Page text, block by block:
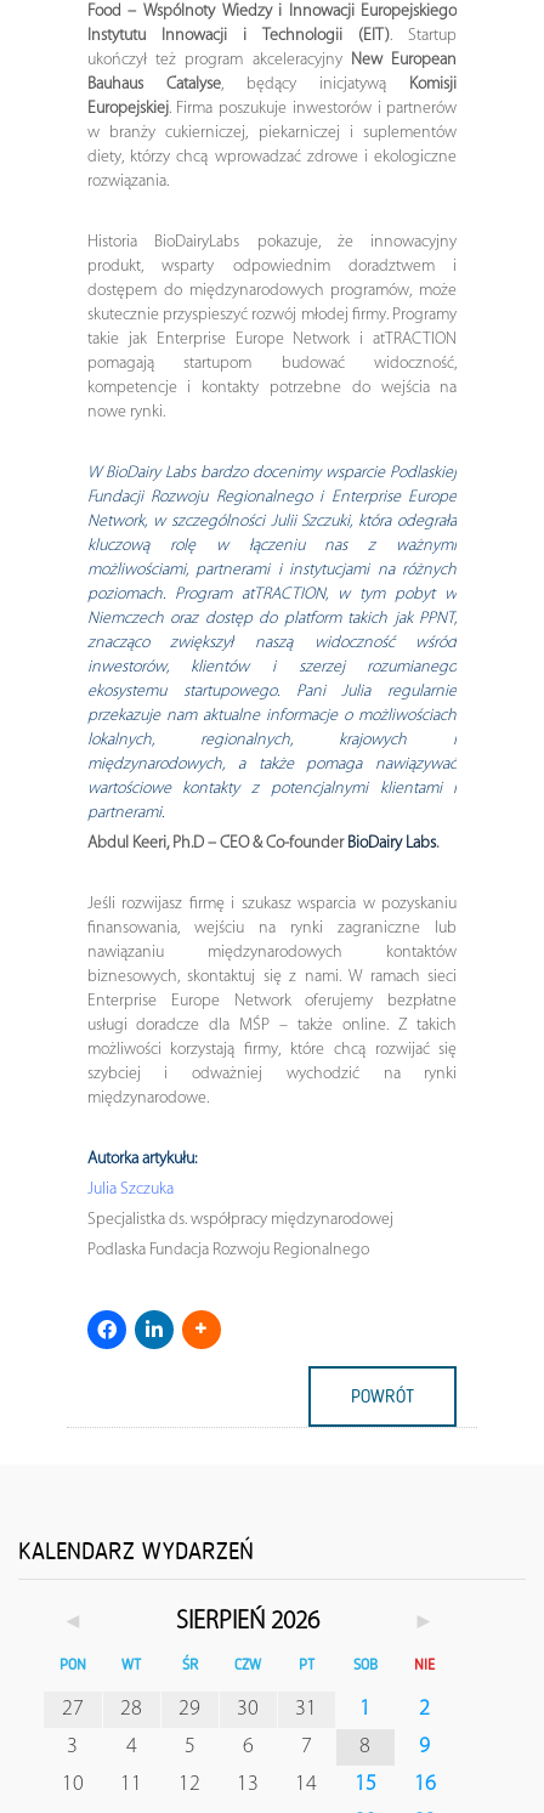
Food – Wspólnoty Wiedzy i Innowacji Europejskiego
Instytutu Innowacji i Technologii (EIT). Startup
ukończył też program akceleracyjny New European
Bauhaus Catalyse, będący inicjatywą
Komisji
Europejskiej. Firma poszukuje inwestorów i partnerów
w branży cukierniczej, piekarniczej i suplementów
diety, którzy chcą wprowadzać zdrowe i ekologiczne
rozwiązania.
Historia BioDairyLabs pokazuje, że innowacyjny
produkt, wsparty odpowiednim doradztwem i
dostępem do międzynarodowych programów, może
skutecznie przyspieszyć rozwój młodej firmy. Programy
takie jak Enterprise Europe Network i atTRACTION
pomagają startupom budować widoczność,
kompetencje i kontakty potrzebne do wejścia na
nowe rynki.
W BioDairy Labs bardzo docenimy wsparcie Podlaskiej
Fundacji Rozwoju Regionalnego i Enterprise Europe
Network, w szczególności Julii Szczuki, która odegrała
kluczową rolę w łączeniu nas z ważnymi
możliwościami, partnerami i instytucjami na różnych
poziomach. Program atTRACTION, w tym pobyt w
Niemczech oraz dostęp do platform takich jak PPNT,
znacząco zwiększył naszą widoczność wśród
inwestorów, klientów i szerzej rozumianego
ekosystemu startupowego. Pani Julia regularnie
przekazuje nam aktualne informacje o możliwościach
lokalnych, regionalnych, krajowych i
międzynarodowych, a także pomaga nawiązywać
wartościowe kontakty z potencjalnymi klientami i
partnerami.
Abdul Keeri, Ph.D – CEO & Co-founder BioDairy Labs.
Jeśli rozwijasz firmę i szukasz wsparcia w pozyskaniu
finansowania, wejściu na rynki zagraniczne lub
nawiązaniu międzynarodowych kontaktów
biznesowych, skontaktuj się z nami. W ramach sieci
Enterprise Europe Network oferujemy bezpłatne
usługi doradcze dla MŚP – także online. Z takich
możliwości korzystają firmy, które chcą rozwijać się
szybciej i odważniej wychodzić na rynki
międzynarodowe.
Autorka artykułu:
Julia Szczuka
Specjalistka ds. współpracy międzynarodowej
Podlaska Fundacja Rozwoju Regionalnego
POWRÓT
KALENDARZ WYDARZEŃ
◄ SIERPIEŃ 2026 ►
PON WT ŚR CZW PT SOB NIE
27 28 29 30 31 1
2
3
4 5 6 7 8
9
10
11 12 13 14 15
16